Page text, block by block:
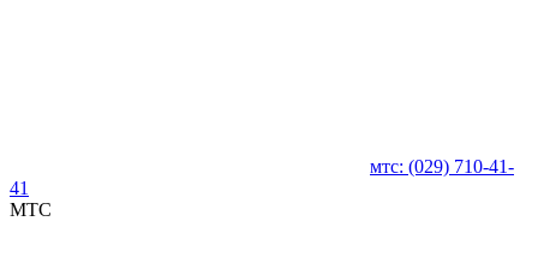
мтс: (029) 710-41-
41
MTC